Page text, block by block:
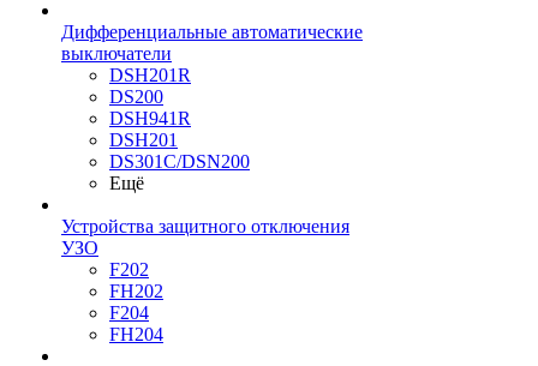
Дифференциальные автоматические
выключатели
DSH201R
DS200
DSH941R
DSH201
DS301C/DSN200
Ещё
Устройства защитного отключения
УЗО
F202
FH202
F204
FH204